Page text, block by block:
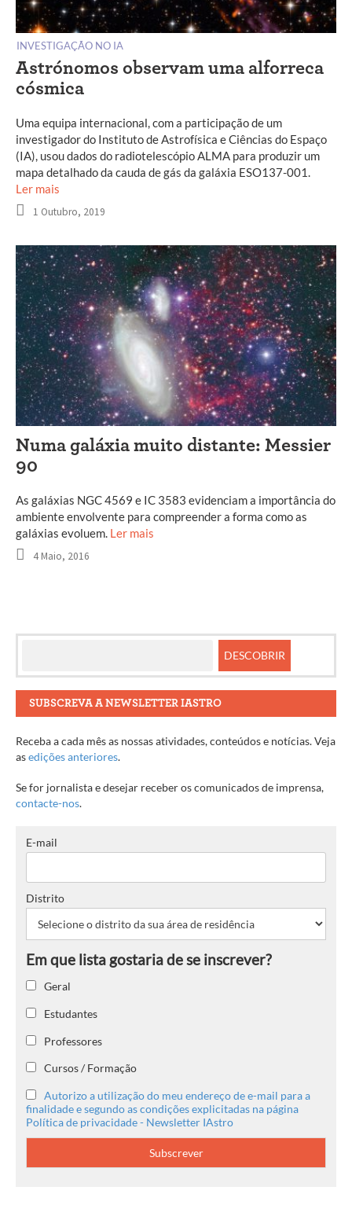
INVESTIGAÇÃO NO IA
Astrónomos observam uma alforreca
cósmica
Uma equipa internacional, com a participação de um
investigador do Instituto de Astrofísica e Ciências do Espaço
(IA), usou dados do radiotelescópio ALMA para produzir um
mapa detalhado da cauda de gás da galáxia ESO137-001.
Ler mais
1 Outubro, 2019
Numa galáxia muito distante: Messier
90
As galáxias NGC 4569 e IC 3583 evidenciam a importância do
ambiente envolvente para compreender a forma como as
galáxias evoluem. Ler mais
4 Maio, 2016
SUBSCREVA A NEWSLETTER IASTRO
Receba a cada mês as nossas atividades, conteúdos e notícias. Veja
asedições anteriores.
Se for jornalista e desejar receber os comunicados de imprensa,
contacte-nos.
E-mail
Distrito
Geral
Estudantes
Professores
Cursos / Formação
Autorizo a utilização do meu endereço de e-mail para a
finalidade e segundo as condições explicitadas na página
Política de privacidade - Newsletter IAstro